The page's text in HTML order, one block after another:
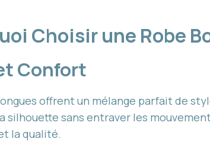
Choisir une Robe
Confort
offrent un mélange parfait de
silhouette sans entraver les
la qualité.